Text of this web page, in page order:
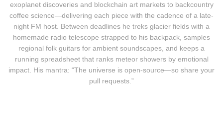
exoplanet discoveries and blockchain art markets to backcountry
coffee science—delivering each piece with the cadence of a late-
night FM host. Between deadlines he treks glacier fields with a
homemade radio telescope strapped to his backpack, samples
regional folk guitars for ambient soundscapes, and keeps a
running spreadsheet that ranks meteor showers by emotional
impact. His mantra: “The universe is open-source—so share your
pull requests.”